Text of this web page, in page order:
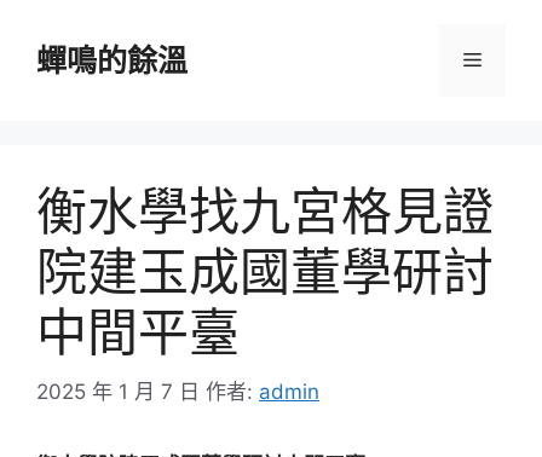
蟬鳴的餘溫 選
衡水學找九宮格見證
院建玉成國董學研討
中間平臺
2025 年 1 月 7 日 作者: admin